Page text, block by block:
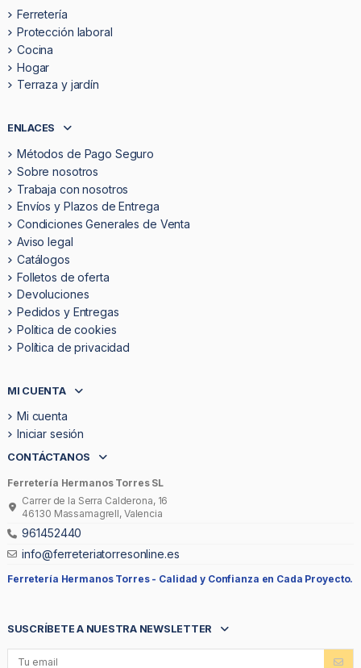
Ferretería
Protección laboral
Cocina
Hogar
Terraza y jardín
ENLACES
Métodos de Pago Seguro
Sobre nosotros
Trabaja con nosotros
Envíos y Plazos de Entrega
Condiciones Generales de Venta
Aviso legal
Catálogos
Folletos de oferta
Devoluciones
Pedidos y Entregas
Politica de cookies
Política de privacidad
MI CUENTA
Mi cuenta
Iniciar sesión
CONTÁCTANOS
Ferretería Hermanos Torres SL
Carrer de la Serra Calderona, 16
46130 Massamagrell, Valencia
961452440
info@ferreteriatorresonline.es
Ferretería Hermanos Torres - Calidad y Confianza en Cada Proyecto.
SUSCRÍBETE A NUESTRA NEWSLETTER